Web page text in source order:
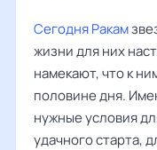
Сегодня Ракам
жизни для них
намекают, что к
половине дня.
нужные условия
удачного старта,